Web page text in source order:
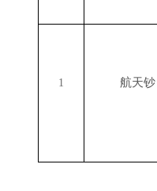
1 航天钞